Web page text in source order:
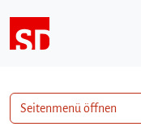
Seitenmenü öffnen